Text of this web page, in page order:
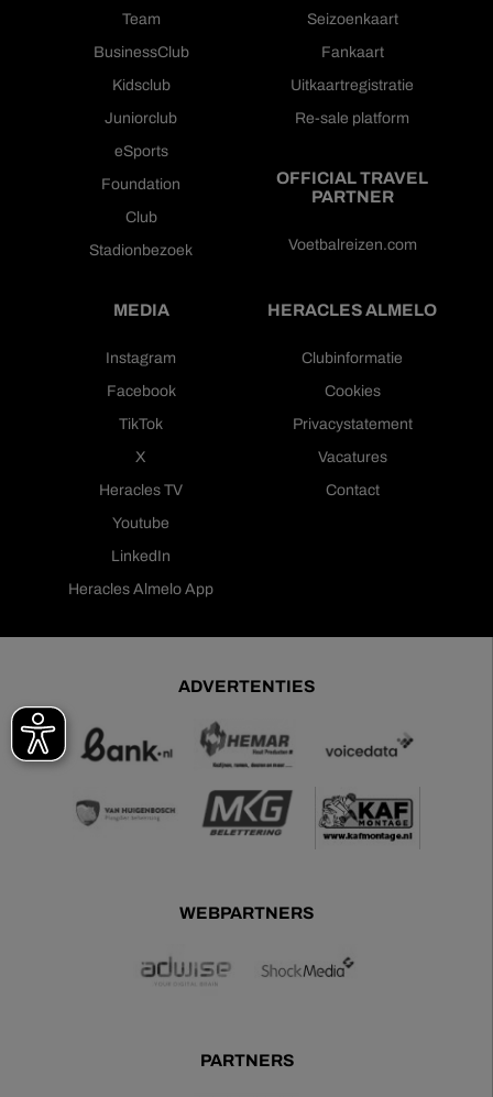
Team
BusinessClub
Kidsclub
Juniorclub
eSports
Foundation
Club
Stadionbezoek
Seizoenkaart
Fankaart
Uitkaartregistratie
Re-sale platform
OFFICIAL TRAVEL
PARTNER
Voetbalreizen.com
MEDIA
Instagram
Facebook
TikTok
X
Heracles TV
Youtube
LinkedIn
Heracles Almelo App
HERACLES ALMELO
Clubinformatie
Cookies
Privacystatement
Vacatures
Contact
ADVERTENTIES
WEBPARTNERS
PARTNERS